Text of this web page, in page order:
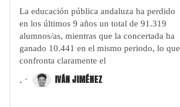
La educación pública andaluza ha perdido
en los últimos 9 años un total de 91.319
alumnos/as, mientras que la concertada ha
ganado 10.441 en el mismo periodo, lo que
confronta claramente el
. IVÁN JIMÉNEZ